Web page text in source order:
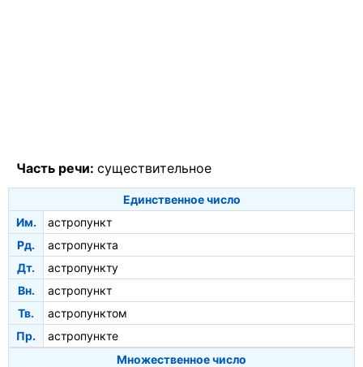
Часть речи: существительное
Единственное число
Им.
астропункт
Рд.
астропункта
Дт.
астропункту
Вн.
астропункт
Тв.
астропунктом
Пр.
астропункте
Множественное число